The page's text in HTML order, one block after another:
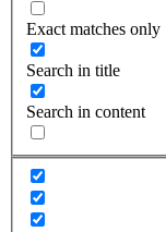
Exact matches only
Search in title
Search in content